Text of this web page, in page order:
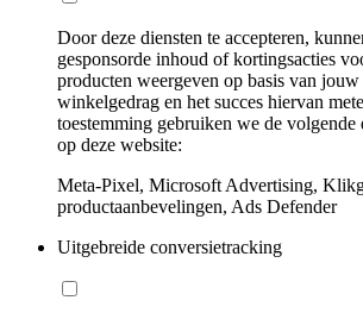
Door deze diensten te accepteren,
gesponsorde inhoud of kortingsacties
producten weergeven op basis van jouw
winkelgedrag en het succes hiervan
toestemming gebruiken we de volgende
op deze website:
Meta-Pixel, Microsoft Advertising,
productaanbevelingen, Ads Defender
Uitgebreide conversietracking